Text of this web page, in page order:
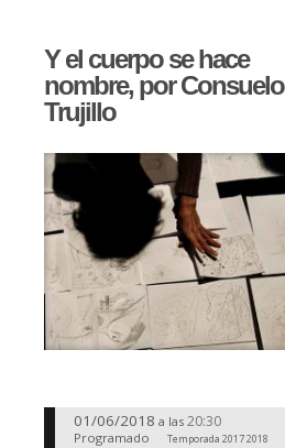
Y el cuerpo se hace
nombre, por Consuelo
Trujillo
01/06/2018 a las 20:30
Programado
Temporada 2017 2018